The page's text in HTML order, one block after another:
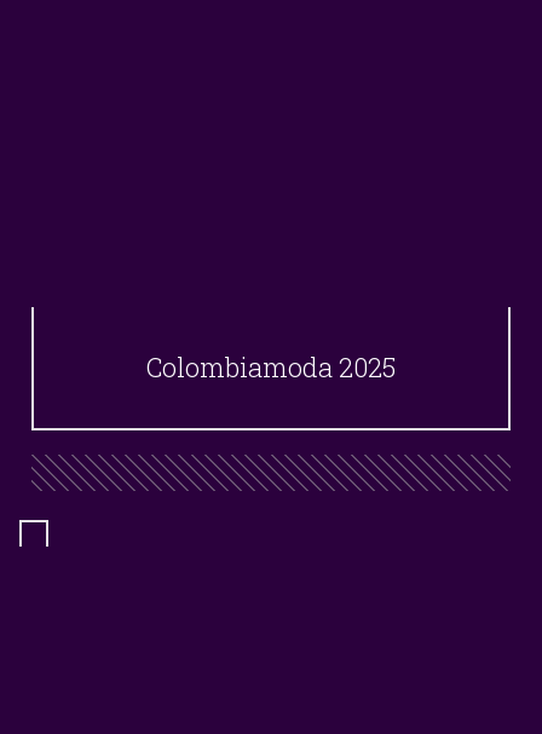
Colombiamoda 2025